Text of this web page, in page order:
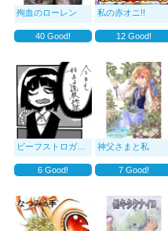
殉血のローレン
40Good!
私の赤オニ!!
12Good!
ビーフストロガノフって言いたくなる
6Good!
神父さまと私
7Good!